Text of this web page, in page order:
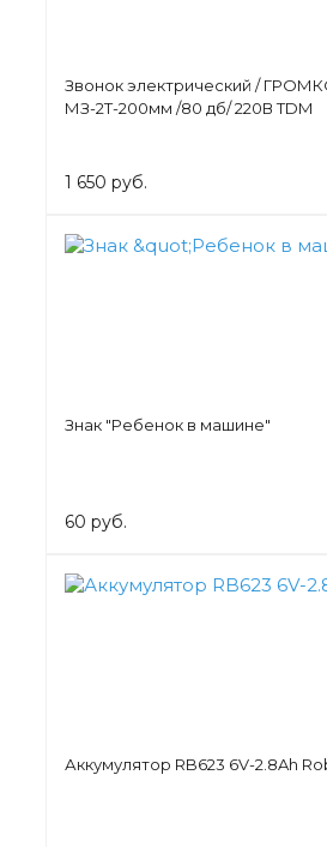
Звонок электрический /
МЗ-2Т-200мм /80 дб/ 220В TDM
1 650 руб.
Знак "Ребенок в машине"
60 руб.
Аккумулятор RB623 6V-2.8Ah